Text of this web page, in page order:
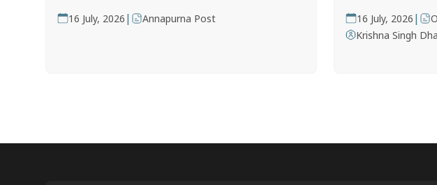
16 July, 2026 | Annapurna Post 16 July, 2026 |
Krishna Singh